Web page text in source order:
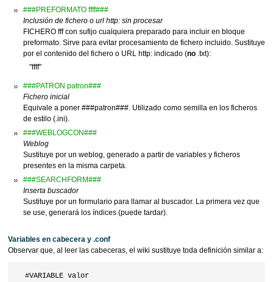
###PREFORMATO ffff###
Inclusión de fichero o url http: sin procesar
FICHERO fff con sufijo cualquiera preparado para incluir en bloque
preformato. Sirve para evitar procesamiento de fichero incluido. Sustituye
por el contenido del fichero o URL http: indicado (no.txt):
"ffff"
###PATRON patron###
Fichero inicial
Equivale a poner ###patron###. Utilizado como semilla en los ficheros
de estilo (.ini).
###WEBLOGCON###
Weblog
Sustituye por un weblog, generado a partir de variables y ficheros
presentes en la misma carpeta.
###SEARCHFORM###
Inserta buscador
Sustituye por un formulario para llamar al buscador. La primera vez que
se use, generará los índices (puede tardar).
Variables en cabecera y .conf
Observar que, al leer las cabeceras, el wiki sustituye toda definición similar a: